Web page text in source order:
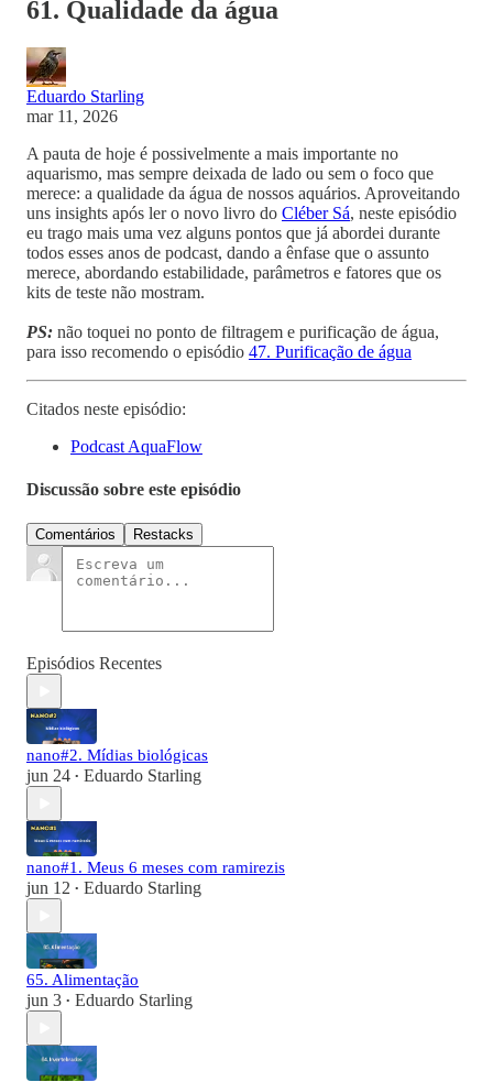
61. Qualidade da água
Eduardo Starling
mar 11, 2026
A pauta de hoje é possivelmente a mais importante no
aquarismo, mas sempre deixada de lado ou sem o foco que
merece: a qualidade da água de nossos aquários. Aproveitando
uns insights após ler o novo livro do Cléber Sá, neste episódio
eu trago mais uma vez alguns pontos que já abordei durante
todos esses anos de podcast, dando a ênfase que o assunto
merece, abordando estabilidade, parâmetros e fatores que os
kits de teste não mostram.
PS: não toquei no ponto de filtragem e purificação de água,
para isso recomendo o episódio 47. Purificação de água
Citados neste episódio:
Podcast AquaFlow
Discussão sobre este episódio
Comentários Restacks
Episódios Recentes
nano#2. Mídias biológicas
jun 24 • Eduardo Starling
nano#1. Meus 6 meses com ramirezis
jun 12 • Eduardo Starling
65. Alimentação
jun 3 • Eduardo Starling